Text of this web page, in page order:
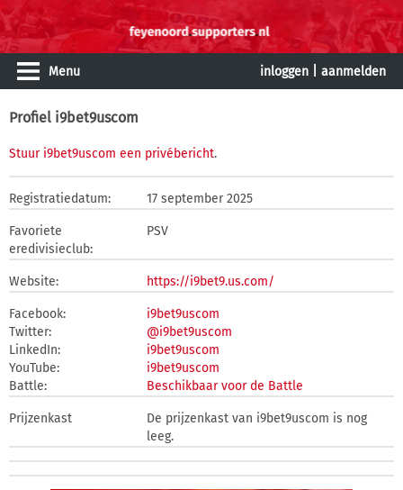
Menu inloggen aanmelden
Profiel i9bet9uscom
Stuur i9bet9uscom een privébericht.
Registratiedatum: 17 september 2025
Favoriete
eredivisieclub:
PSV
Website: https://i9bet9.us.com/
Facebook:
i9bet9uscom
Twitter:
@i9bet9uscom
LinkedIn:
i9bet9uscom
YouTube:
i9bet9uscom
Battle:
Beschikbaar voor de Battle
Prijzenkast
De prijzenkast van i9bet9uscom is nog
leeg.